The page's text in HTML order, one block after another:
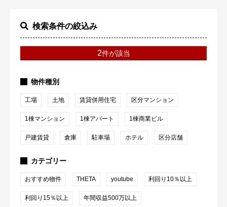
検索条件の絞込み
2件が該当
物件種別
工場 土地 賃貸併用住宅 区分マンション
1棟マンション 1棟アパート 1棟商業ビル
戸建賃貸 倉庫 駐車場 ホテル 区分店舗
カテゴリー
おすすめ物件 THETA youtube 利回り10％以上
利回り15％以上 年間収益500万以上